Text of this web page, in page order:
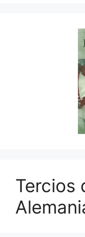
Tercios